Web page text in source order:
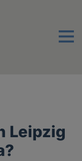
Menu
Leipzig